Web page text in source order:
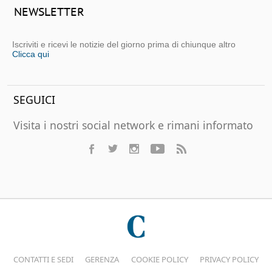
NEWSLETTER
Iscriviti e ricevi le notizie del giorno prima di chiunque altro
Clicca qui
SEGUICI
Visita i nostri social network e rimani informato
CONTATTI E SEDI GERENZA COOKIE POLICY PRIVACY POLICY